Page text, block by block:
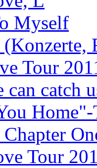
Myself
Tour
can catch
Tour